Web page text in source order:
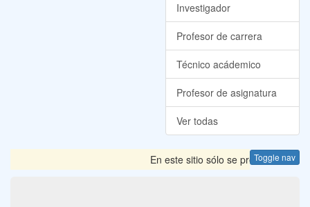
Investigador
Profesor de carrera
Técnico acádemico
Profesor de asignatura
Ver todas
Toggle nav
En este sitio sólo se presentan las